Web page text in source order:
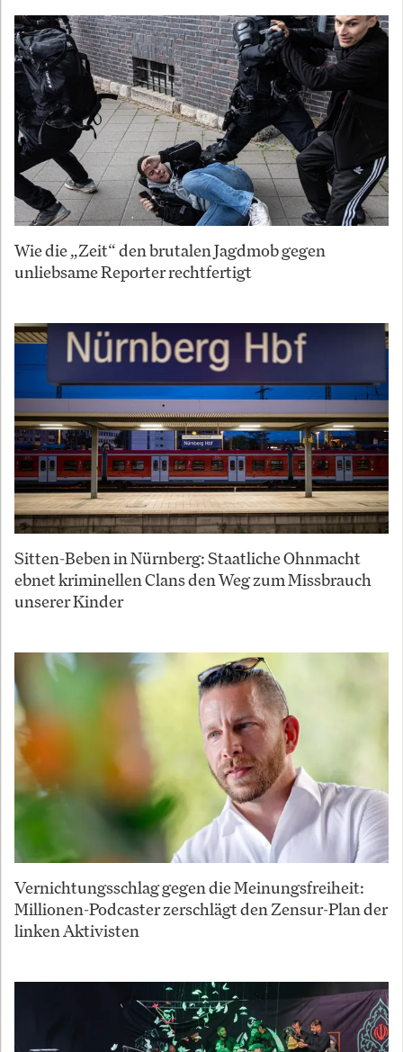
Wie die „Zeit“ den brutalen Jagdmob gegen
unliebsame Reporter rechtfertigt
Sitten-Beben in Nürnberg: Staatliche Ohnmacht
ebnet kriminellen Clans den Weg zum Missbrauch
unserer Kinder
Vernichtungsschlag gegen die Meinungsfreiheit:
Millionen-Podcaster zerschlägt den Zensur-Plan der
linken Aktivisten